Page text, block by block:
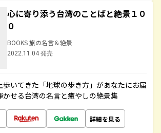
心に寄り添う台湾のことばと絶景１０
０
BOOKS 旅の名言＆絶景
2022.11.04 発売
いてきた「地球の歩き方」があなたにお届
かせる台湾の名言と癒やしの絶景集
詳細を見る